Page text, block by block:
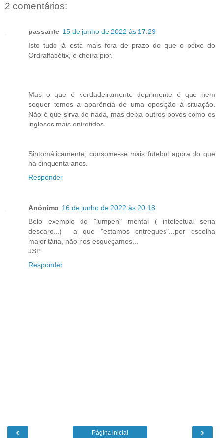
2 comentários:
passante 15 de junho de 2022 às 17:29
Isto tudo já está mais fora de prazo do que o peixe do
Ordralfabétix, e cheira pior.
Mas o que é verdadeiramente deprimente é que nem
sequer temos a aparência de uma oposição à situação.
Não é que sirva de nada, mas deixa outros povos como os
ingleses mais entretidos.
Sintomáticamente, consome-se mais futebol agora do que
há cinquenta anos.
Responder
Anónimo 16 de junho de 2022 às 20:18
Belo exemplo do "lumpen" mental ( intelectual seria
descaro...) a que "estamos entregues"...por escolha
maioritária, não nos esqueçamos...
JSP
Responder
‹ ›
Página inicial